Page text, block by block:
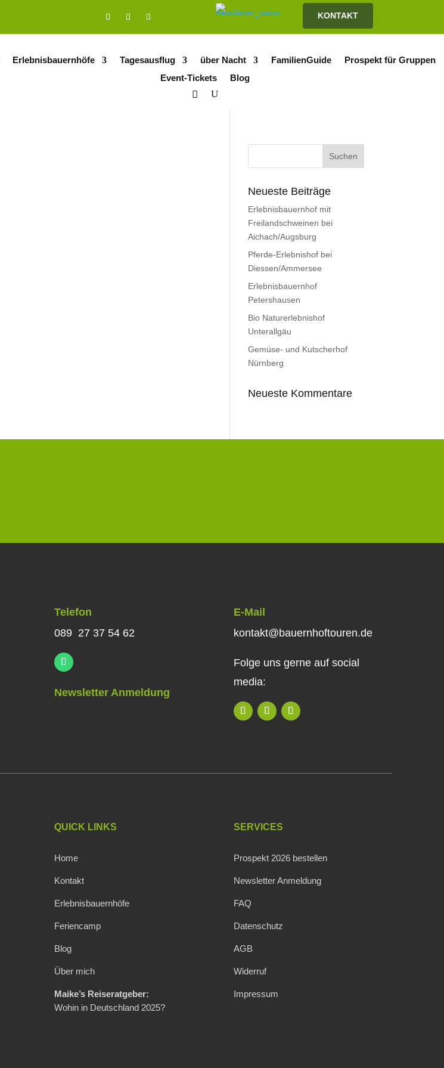
KONTAKT
Erlebnisbauernhöfe Tagesausflug über Nacht FamilienGuide
Prospekt für Gruppen
Event-Tickets
Blog
Neueste Beiträge
Erlebnisbauernhof mit
Freilandschweinen bei
Aichach/Augsburg
Pferde-Erlebnishof bei
Diessen/Ammersee
Erlebnisbauernhof
Petershausen
Bio Naturerlebnishof
Unterallgäu
Gemüse- und Kutscherhof
Nürnberg
Neueste Kommentare
Telefon
089 27 37 54 62
Newsletter Anmeldung
E-Mail
kontakt@bauernhoftouren.de
Folge uns gerne auf social
media:
QUICK LINKS
Home
Kontakt
Erlebnisbauernhöfe
Feriencamp
Blog
Über mich
Maike’s Reiseratgeber:
Wohin in Deutschland 2025?
SERVICES
Prospekt 2026 bestellen
Newsletter Anmeldung
FAQ
Datenschutz
AGB
Widerruf
Impressum